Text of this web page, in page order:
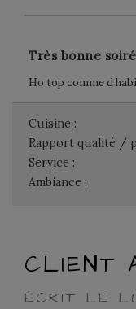
Très bonne
Ho top comme d
Cuisine :
Rapport qualité /
Service :
Ambiance :
CLIENT
ÉCRIT LE